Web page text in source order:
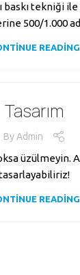
baskı tekniği
500/1.000
READING
Tasarım
By Admin
üzülmeyin.
READING